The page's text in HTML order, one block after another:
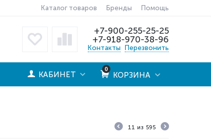
Каталог товаров Бренды Помощь
+7-900-255-25-25
+7-918-970-38-96
Контакты Перезвонить
0
КОРЗИНА
КАБИНЕТ
11 из 595